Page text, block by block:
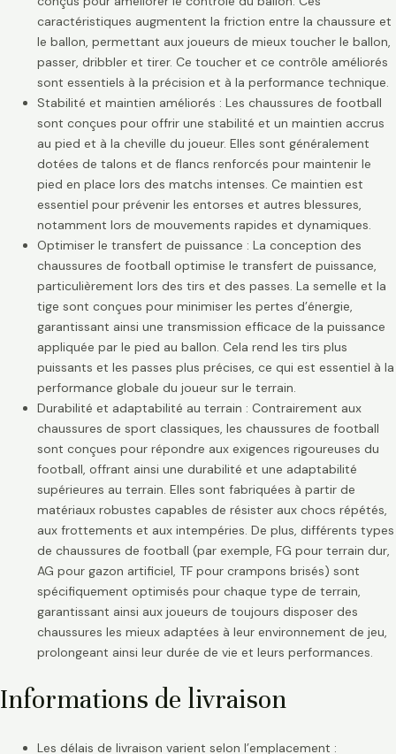
caractéristiques augmentent la friction entre la chaussure et
le ballon, permettant aux joueurs de mieux toucher le ballon,
passer, dribbler et tirer. Ce toucher et ce contrôle améliorés
sont essentiels à la précision et à la performance technique.
Stabilité et maintien améliorés : Les chaussures de football
sont conçues pour offrir une stabilité et un maintien accrus
au pied et à la cheville du joueur. Elles sont généralement
dotées de talons et de flancs renforcés pour maintenir le
pied en place lors des matchs intenses. Ce maintien est
essentiel pour prévenir les entorses et autres blessures,
notamment lors de mouvements rapides et dynamiques.
Optimiser le transfert de puissance : La conception des
chaussures de football optimise le transfert de puissance,
particulièrement lors des tirs et des passes. La semelle et la
tige sont conçues pour minimiser les pertes d’énergie,
garantissant ainsi une transmission efficace de la puissance
appliquée par le pied au ballon. Cela rend les tirs plus
puissants et les passes plus précises, ce qui est essentiel à la
performance globale du joueur sur le terrain.
Durabilité et adaptabilité au terrain : Contrairement aux
chaussures de sport classiques, les chaussures de football
sont conçues pour répondre aux exigences rigoureuses du
football, offrant ainsi une durabilité et une adaptabilité
supérieures au terrain. Elles sont fabriquées à partir de
matériaux robustes capables de résister aux chocs répétés,
aux frottements et aux intempéries. De plus, différents types
de chaussures de football (par exemple, FG pour terrain dur,
AG pour gazon artificiel, TF pour crampons brisés) sont
spécifiquement optimisés pour chaque type de terrain,
garantissant ainsi aux joueurs de toujours disposer des
chaussures les mieux adaptées à leur environnement de jeu,
prolongeant ainsi leur durée de vie et leurs performances.
Informations de livraison
Les délais de livraison varient selon l’emplacement :